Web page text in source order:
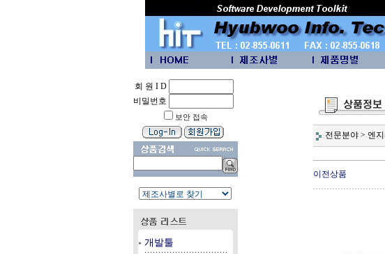
회 원 I D
비밀번호
보안 접속
개발툴
전문분야 > 엔
이전상품